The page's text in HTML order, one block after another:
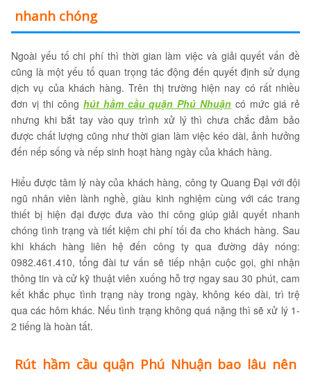
nhanh chóng
Ngoài yếu tố chi phí thì thời gian làm việc và giải quyết vấn đề
cũng là một yếu tố quan trọng tác động đến quyết định sử dụng
dịch vụ của khách hàng. Trên thị trường hiện nay có rất nhiều
đơn vị thi công hút hầm cầu quận Phú Nhuận có mức giá rẻ
nhưng khi bắt tay vào quy trình xử lý thì chưa chắc đảm bảo
được chất lượng cũng như thời gian làm việc kéo dài, ảnh hưởng
đến nếp sống và nếp sinh hoạt hàng ngày của khách hàng.
Hiểu được tâm lý này của khách hàng, công ty Quang Đại với đội
ngũ nhân viên lành nghề, giàu kinh nghiệm cùng với các trang
thiết bị hiện đại được đưa vào thi công giúp giải quyết nhanh
chóng tình trạng và tiết kiệm chi phí tối đa cho khách hàng. Sau
khi khách hàng liên hệ đến công ty qua đường dây nóng:
0982.461.410, tổng đài tư vấn sẽ tiếp nhận cuộc gọi, ghi nhận
thông tin và cử kỹ thuật viên xuống hỗ trợ ngay sau 30 phút, cam
kết khắc phục tình trạng này trong ngày, không kéo dài, trì trệ
qua các hôm khác. Nếu tình trạng không quá nặng thì sẽ xử lý 1-
2 tiếng là hoàn tất.
Rút hầm cầu quận Phú Nhuận bao lâu nên